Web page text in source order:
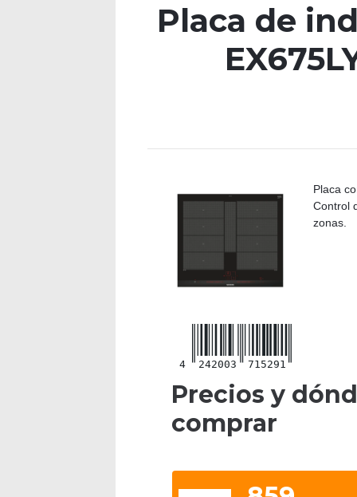
Placa de
4 242003 715291
Placa
Control
zonas.
Precios y
comprar